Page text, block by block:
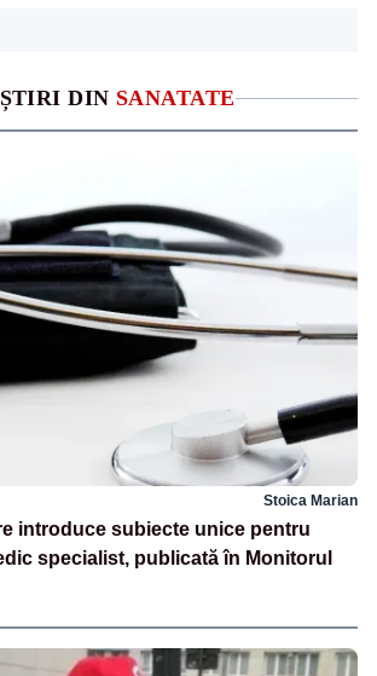
DIN SANATATE
Stoica Marian
introduce subiecte unice pentru
specialist, publicată în Monitorul